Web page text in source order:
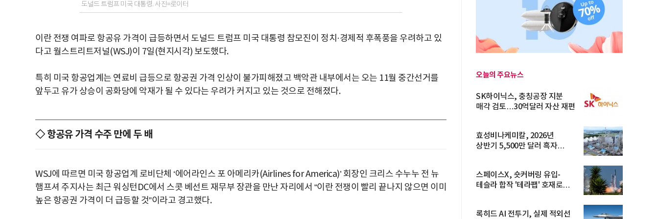
도널드 트럼프 미국 대통령. 사진=로이터
이란 전쟁 여파로 항공유 가격이 급등하면서 도널드 트럼프 미국 대통령 참모진이 정치·경제적 후폭풍을 우려하고 있
다고 월스트리트저널(WSJ)이 7일(현지시각) 보도했다.
특히 미국 항공업계는 연료비 급등으로 항공권 가격 인상이 불가피해졌고 백악관 내부에서는 오는 11월 중간선거를
앞두고 유가 상승이 공화당에 악재가 될 수 있다는 우려가 커지고 있는 것으로 전해졌다.
◇ 항공유 가격 수주 만에 두 배
WSJ에 따르면 미국 항공업계 로비단체 ‘에어라인스 포 아메리카(Airlines for America)’ 회장인 크리스 수누누 전 뉴
햄프셔 주지사는 최근 워싱턴DC에서 스콧 베선트 재무부 장관을 만난 자리에서 “이란 전쟁이 빨리 끝나지 않으면 이미
높은 항공권 가격이 더 급등할 것”이라고 경고했다.
오늘의 주요뉴스
SK하이닉스, 충칭공장 지분
매각 검토…30억달러 자산 재편
효성비나케미칼, 2026년
상반기 5,500만 달러 흑자
스페이스X, 숏커버링 유입-
테슬라 합작 '테라팹' 호재로
록히드 AI 전투기, 실제 적외선